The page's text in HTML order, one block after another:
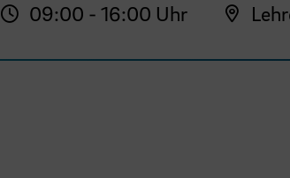
09:00 - 16:00 Uhr